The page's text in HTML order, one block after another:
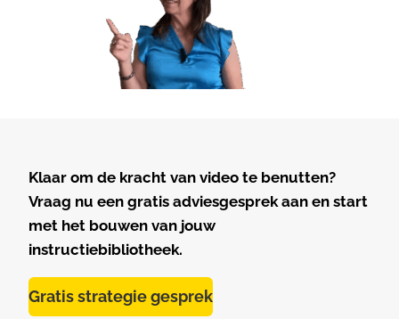
Klaar om de kracht van video te benutten?
Vraag nu een gratis adviesgesprek aan en start
met het bouwen van jouw
instructiebibliotheek.
Gratis strategie gesprek